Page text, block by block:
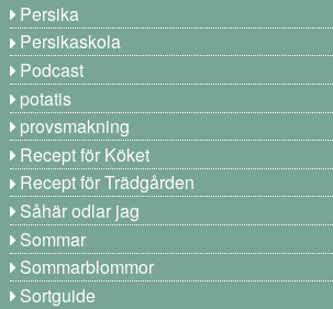
Persika
Persikaskola
Podcast
potatis
provsmakning
Recept för Köket
Recept för Trädgården
Såhär odlar jag
Sommar
Sommarblommor
Sortguide